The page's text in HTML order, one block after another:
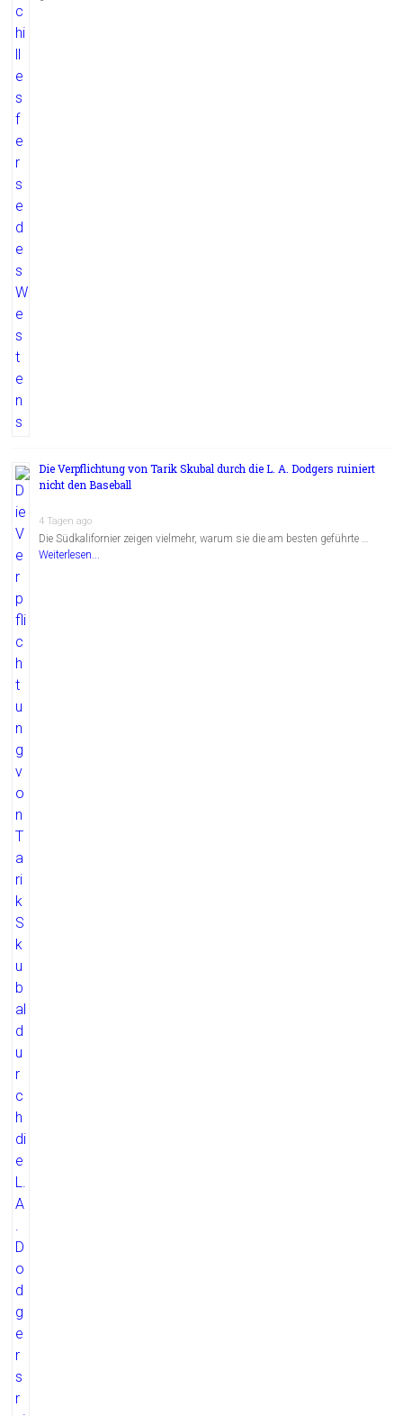
Die Verpflichtung von Tarik Skubal durch die L. A. Dodgers ruiniert
nicht den Baseball
4 Tagen ago
Die Südkalifornier zeigen vielmehr, warum sie die am besten geführte …
Weiterlesen...